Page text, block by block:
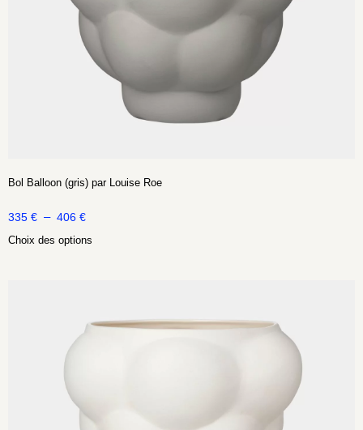
Bol Balloon (gris) par Louise Roe
335 € – 406 €
Choix des options